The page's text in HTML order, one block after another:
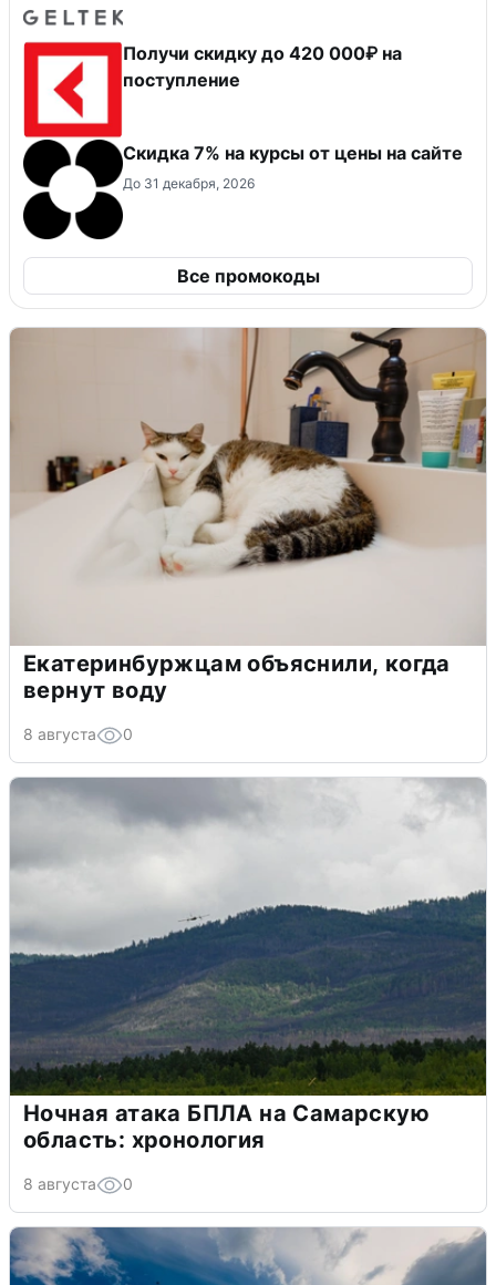
Получи скидку до 420 000₽ на
поступление
Скидка 7% на курсы от цены на сайте
До 31 декабря, 2026
Все промокоды
Екатеринбуржцам объяснили, когда
вернут воду
8 августа 0
Ночная атака БПЛА на Самарскую
область: хронология
8 августа 0